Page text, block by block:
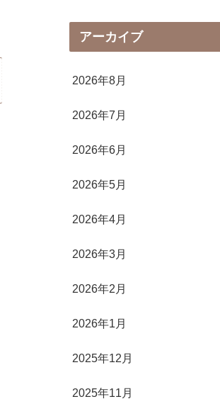
アーカイブ
2026年8月
2026年7月
2026年6月
2026年5月
2026年4月
2026年3月
2026年2月
2026年1月
2025年12月
2025年11月